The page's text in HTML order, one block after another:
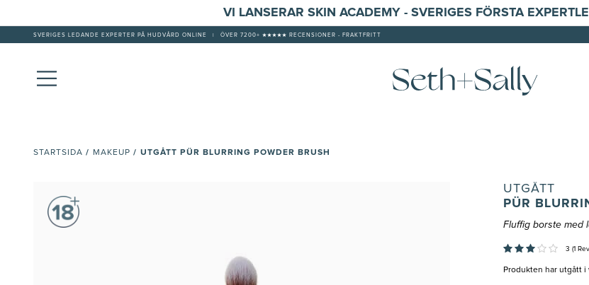
VI LANSERAR SKIN ACADEMY - SVERIGES FÖRSTA
SVERIGES LEDANDE EXPERTER PÅ HUDVÅRD ONLINE ÖVER 7200+ ★★★★★ RECENSIONER - FRAKTFRITT
STARTSIDA / MAKEUP / UTGÅTT PÜR BLURRING POWDER BRUSH
UTGÅTT
PÜR
Fluffig borste med
3 (1
Produkten har utgått i